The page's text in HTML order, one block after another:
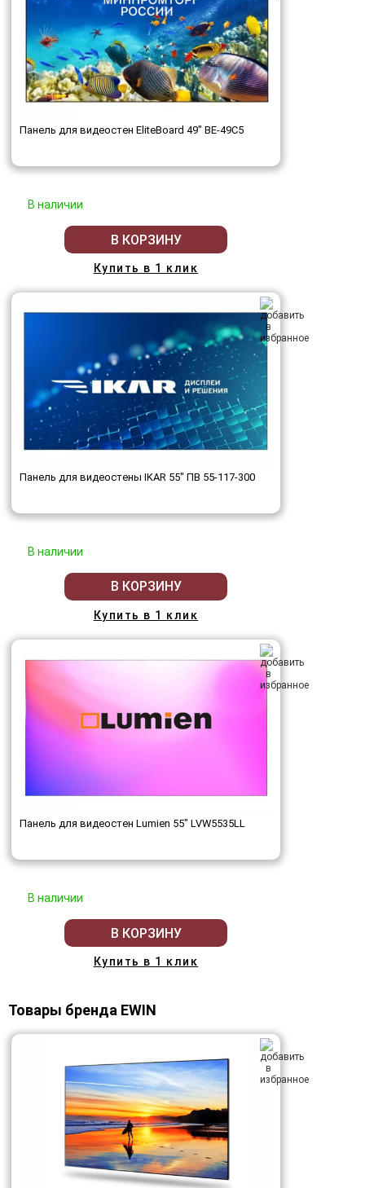
Панель для видеостен EliteBoard 49" BE-49C5
В наличии
В КОРЗИНУ
Купить в 1 клик
Панель для видеостены IKAR 55" ПВ 55-117-300
В наличии
В КОРЗИНУ
Купить в 1 клик
Панель для видеостен Lumien 55" LVW5535LL
В наличии
В КОРЗИНУ
Купить в 1 клик
Товары бренда EWIN